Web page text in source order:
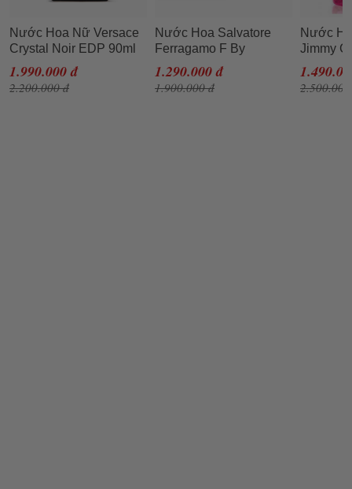
Nước Hoa Nữ Versace
Crystal Noir EDP 90ml
1.990.000 đ
2.200.000 đ
Nước Hoa Salvatore
Ferragamo F By
Ferragamo Black EDT
100ml
1.290.000 đ
1.900.000 đ
Nước
Jimmy
For